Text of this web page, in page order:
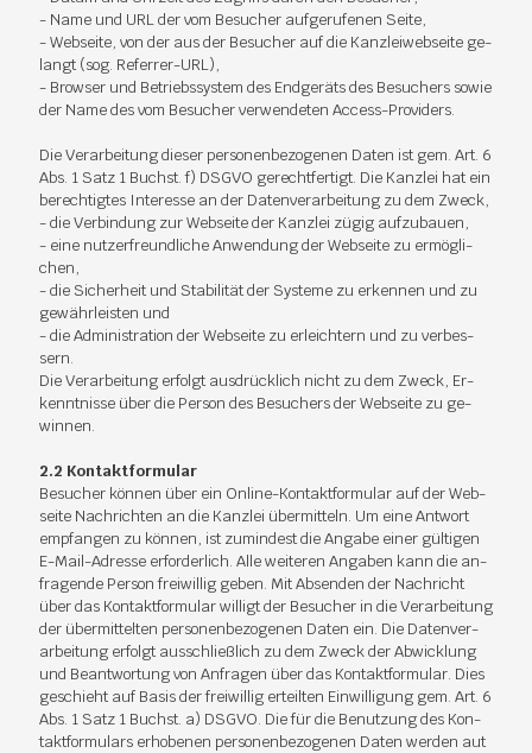
- Name und URL der vom Be­su­cher auf­ge­ru­fe­nen Sei­te,
- Web­sei­te, von der aus der Be­su­cher auf die Kanz­lei­web­sei­te ge­
langt (sog. Re­fer­rer-URL),
- Brow­ser und Be­triebs­sys­tem des End­ge­räts des Be­su­chers so­wie
der Name des vom Be­su­cher ver­wen­de­ten Ac­cess-Pro­vi­ders.
Die Ver­ar­bei­tung die­ser per­so­nen­be­zo­ge­nen Da­ten ist gem. Art. 6
Abs. 1 Satz 1 Buchst. f) DS­GVO ge­recht­fer­tigt. Die Kanz­lei hat ein
be­rech­tig­tes In­ter­es­se an der Da­ten­ver­ar­bei­tung zu dem Zweck,
- die Ver­bin­dung zur Web­sei­te der Kanz­lei zü­gig auf­zu­bau­en,
- eine nut­zer­freund­li­che An­wen­dung der Web­sei­te zu er­mög­li­
chen,
- die Si­cher­heit und Sta­bi­li­tät der Sys­te­me zu er­ken­nen und zu
ge­währ­leis­ten und
- die Ad­mi­nis­tra­ti­on der Web­sei­te zu er­leich­tern und zu ver­bes­
sern.
Die Ver­ar­bei­tung er­folgt aus­drück­lich nicht zu dem Zweck, Er­
kennt­nis­se über die Per­son des Be­su­chers der Web­sei­te zu ge­
win­nen.
2.2 Kon­takt­for­mu­lar
Be­su­cher kön­nen über ein On­line-Kon­takt­for­mu­lar auf der Web­
sei­te Nach­rich­ten an die Kanz­lei über­mit­teln. Um eine Ant­wort
emp­fan­gen zu kön­nen, ist zu­min­dest die An­ga­be ei­ner gül­ti­gen
E-Mail-Adres­se er­for­der­lich. Alle wei­te­ren An­ga­ben kann die an­
fra­gen­de Per­son frei­wil­lig ge­ben. Mit Ab­sen­den der Nach­richt
über das Kon­takt­for­mu­lar wil­ligt der Be­su­cher in die Ver­ar­bei­tung
der über­mit­tel­ten per­so­nen­be­zo­ge­nen Da­ten ein. Die Da­ten­ver­
ar­bei­tung er­folgt aus­schließ­lich zu dem Zweck der Ab­wick­lung
und Be­ant­wor­tung von An­fra­gen über das Kon­takt­for­mu­lar. Dies
ge­schieht auf Ba­sis der frei­wil­lig er­teil­ten Ein­wil­li­gung gem. Art. 6
Abs. 1 Satz 1 Buchst. a) DS­GVO. Die für die Be­nut­zung des Kon­
takt­for­mu­lars er­ho­be­nen per­so­nen­be­zo­ge­nen Da­ten wer­den au­t